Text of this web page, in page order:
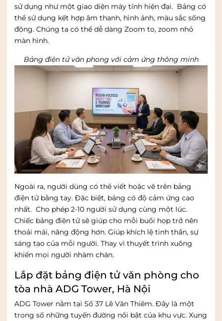
sử dụng như một giao diện máy tính hiện đại. Bảng có
thể sử dụng kết hợp âm thanh, hình ảnh, màu sắc sống
động. Chúng ta có thể dễ dàng Zoom to, zoom nhỏ
màn hình.
Bảng điện tử văn phong với cảm ứng thông minh
Ngoài ra, người dùng có thể viết hoặc vẽ trên bảng
điện tử bằng tay. Đặc biệt, bảng có độ cảm ứng cao
nhất. Cho phép 2-10 người sử dụng cùng một lúc.
Chiếc bảng điện tử sẽ giúp cho mỗi buổi họp trở nên
thoải mái, năng động hơn. Giúp khích lệ tinh thần, sự
sáng tạo của mỗi người. Thay vì thuyết trình xuông
khiến mọi người nhàm chán.
Lắp đặt bảng điện tử văn phòng cho
tòa nhà ADG Tower, Hà Nội
ADG Tower nằm tại Số 37 Lê Văn Thiêm. Đây là một
trong số những tuyến đường nổi bật của khu vực. Xung